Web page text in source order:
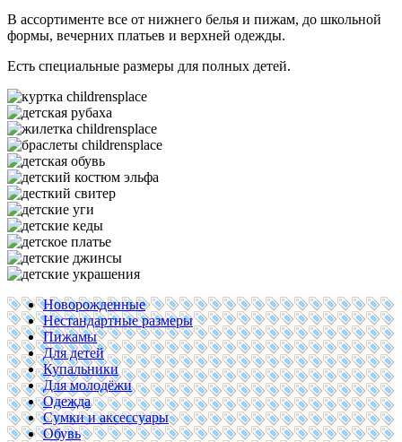
В ассортименте все от нижнего белья и пижам, до школьной
формы, вечерних платьев и верхней одежды.
Есть специальные размеры для полных детей.
Новорожденные
Нестандартные размеры
Пижамы
Для детей
Купальники
Для молодёжи
Одежда
Сумки и аксессуары
Обувь